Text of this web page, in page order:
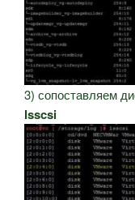
3) сопоставляем
lsscsi